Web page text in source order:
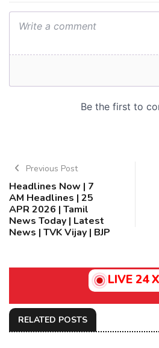
Previous Post
Headlines Now | 7
AM Headlines | 25
APR 2026 | Tamil
News Today | Latest
News | TVK Vijay | BJP
LIVE 24
RELATED POSTS